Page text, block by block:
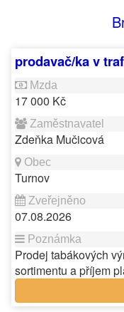
prodavač/ka v
17 000 Kč
Zdeňka Mučicová
Turnov
07.08.2026
Prodej tabákových
sortimentu a příjem